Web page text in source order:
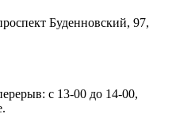
Буденновский, 97,
с 13-00 до 14-00,